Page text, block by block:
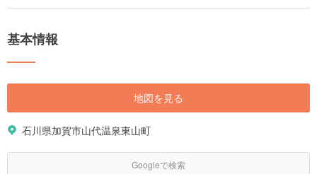
基本情報
地図を見る
石川県加賀市山代温泉東山町
Googleで検索